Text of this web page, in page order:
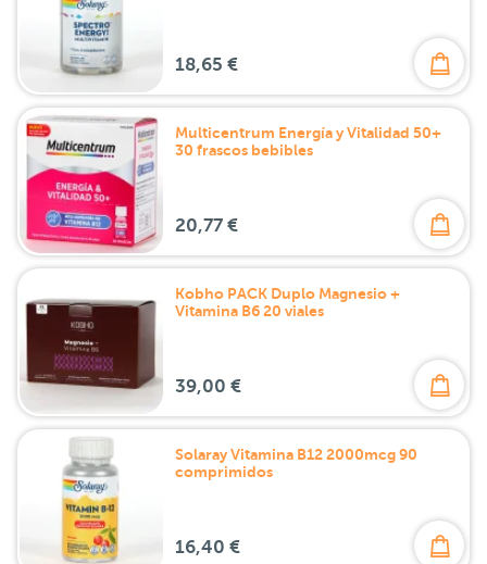
18,65 €
Multicentrum Energía y Vitalidad 50+
30 frascos bebibles
20,77 €
Kobho PACK Duplo Magnesio +
Vitamina B6 20 viales
39,00 €
Solaray Vitamina B12 2000mcg 90
comprimidos
16,40 €